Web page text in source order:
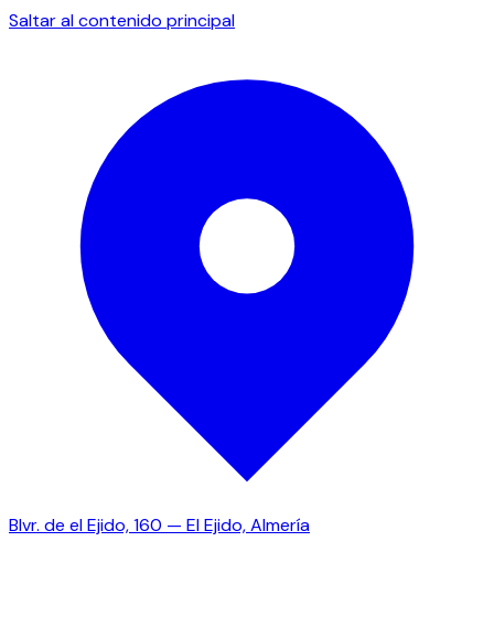
Saltar al contenido principal
Blvr. de el Ejido, 160 — El Ejido, Almería